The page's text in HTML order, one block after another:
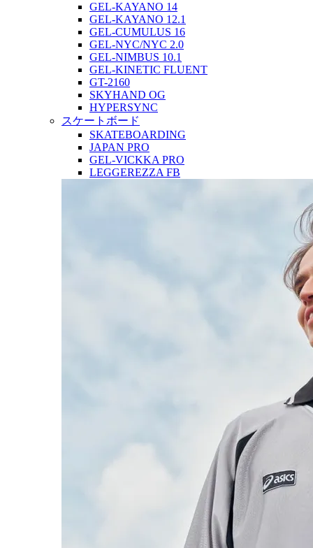
GEL-KAYANO 14
GEL-KAYANO 12.1
GEL-CUMULUS 16
GEL-NYC/NYC 2.0
GEL-NIMBUS 10.1
GEL-KINETIC FLUENT
GT-2160
SKYHAND OG
HYPERSYNC
スケートボード
SKATEBOARDING
JAPAN PRO
GEL-VICKKA PRO
LEGGEREZZA FB